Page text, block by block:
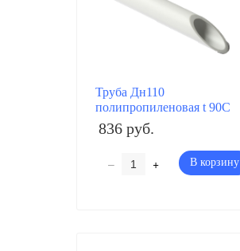
Труба Дн110
полипропиленовая t 90C
836 руб.
– + В корзину